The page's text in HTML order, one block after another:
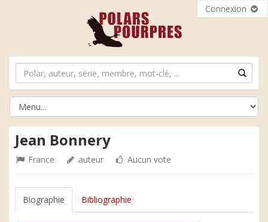
Connexion
Jean Bonnery
France auteur Aucun vote
Biographie Bibliographie